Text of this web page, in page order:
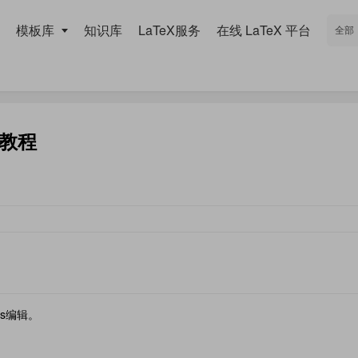
模板库 知识库 LaTeX服务 在线 LaTeX 平台
程
辑。